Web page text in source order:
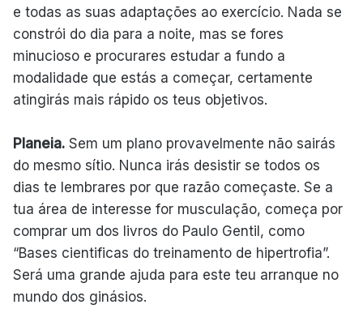
e todas as suas adaptações ao exercício. Nada se
constrói do dia para a noite, mas se fores
minucioso e procurares estudar a fundo a
modalidade que estás a começar, certamente
atingirás mais rápido os teus objetivos.
Planeia. Sem um plano provavelmente não sairás
do mesmo sítio. Nunca irás desistir se todos os
dias te lembrares por que razão começaste. Se a
tua área de interesse for musculação, começa por
comprar um dos livros do Paulo Gentil, como
“Bases cientificas do treinamento de hipertrofia”.
Será uma grande ajuda para este teu arranque no
mundo dos ginásios.